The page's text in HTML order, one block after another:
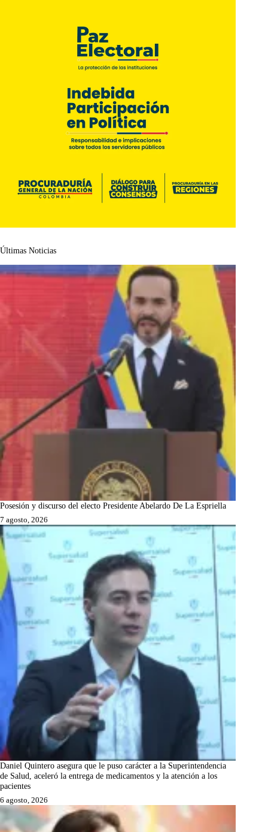
Últimas Noticias
Posesión y discurso del electo Presidente Abelardo De La Espriella
7 agosto, 2026
Daniel Quintero asegura que le puso carácter a la Superintendencia
de Salud, aceleró la entrega de medicamentos y la atención a los
pacientes
6 agosto, 2026